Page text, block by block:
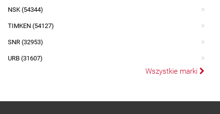
NSK (54344)
TIMKEN (54127)
SNR (32953)
URB (31607)
Wszystkie marki